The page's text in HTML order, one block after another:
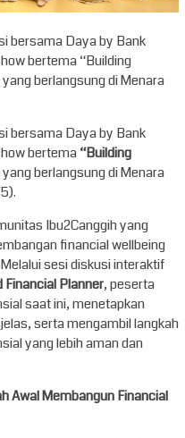
bersama Daya by Bank
bertema “Building
berlangsung di Menara
bersama Daya by Bank
bertema“Building
yang berlangsung di Menara
Ibu2Canggih yang
financial wellbeing
sesi diskusi interaktif
Financial Planner, peserta
saat ini, menetapkan
serta mengambil langkah
yang lebih aman dan
Awal Membangun Financial